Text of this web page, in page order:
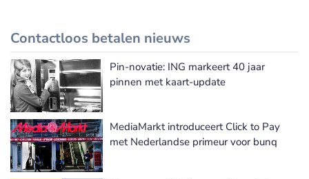
Contactloos betalen nieuws
Meer Contactloos betalen nieuws
Pin-novatie: ING markeert 40 jaar
pinnen met kaart-update
MediaMarkt introduceert Click to Pay
met Nederlandse primeur voor bunq